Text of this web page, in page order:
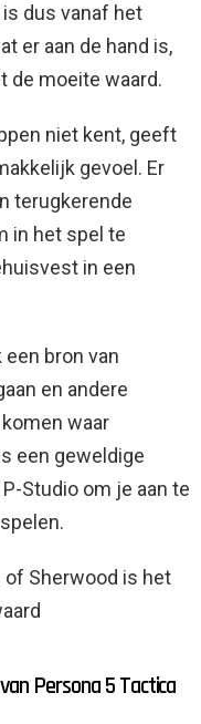
dus vanaf het
er aan de hand is,
de moeite waard.
niet kent, geeft
gevoel. Er
terugkerende
in het spel te
in een
bron van
en andere
waar
een geweldige
Studio om je aan te
of Sherwood is het
Persona 5 Tactica